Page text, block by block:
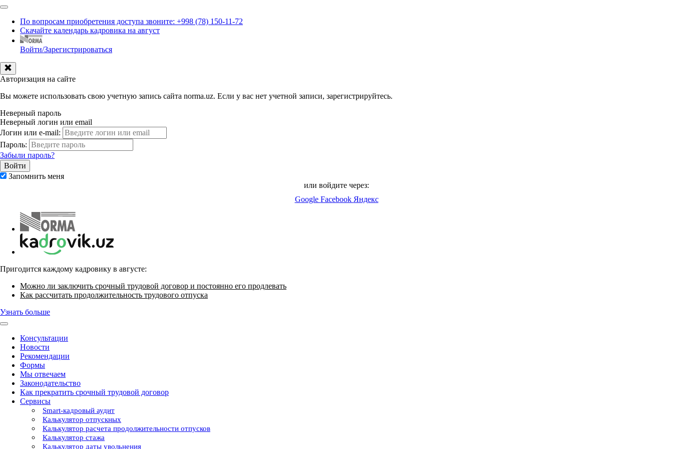
По вопросам приобретения доступа звоните: +998 (78) 150-11-72
Скачайте календарь кадровика на август
Войти/Зарегистрироваться
Авторизация на сайте
Вы можете использовать свою учетную запись сайта norma.uz. Если у вас нет учетной записи, зарегистрируйтесь.
Неверный пароль
Неверный логин или email
Логин или e-mail:
Пароль:
Забыли пароль?
Запомнить меня
или войдите через:
Google Facebook Яндекс
Пригодится каждому кадровику в августе:
Можно ли заключить срочный трудовой договор и постоянно его продлевать
Как рассчитать продолжительность трудового отпуска
Узнать больше
Консультации
Новости
Рекомендации
Формы
Мы отвечаем
Законодательство
Как прекратить срочный трудовой договор
Сервисы
Smart-кадровый аудит
Калькулятор отпускных
Калькулятор расчета продолжительности отпусков
Калькулятор стажа
Калькулятор даты увольнения